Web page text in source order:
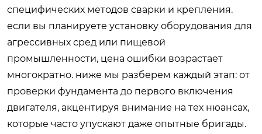
специфических методов сварки и крепления.
если вы планируете установку оборудования для
агрессивных сред или пищевой
промышленности, цена ошибки возрастает
многократно. ниже мы разберем каждый этап: от
проверки фундамента до первого включения
двигателя, акцентируя внимание на тех нюансах,
которые часто упускают даже опытные бригады.